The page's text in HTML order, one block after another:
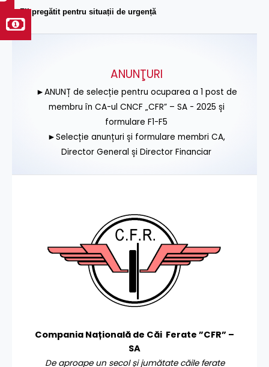
►Fii pregătit pentru situații de urgență
ANUNŢURI
►ANUNȚ de selecție pentru ocuparea a 1 post de
membru în CA-ul CNCF „CFR” – SA - 2025 și
formulare F1-F5
►Selecție anunțuri și formulare membri CA,
Director General și Director Financiar
Compania Națională de Căi Ferate ”CFR” –
SA
De aproape un secol și jumătate căile ferate